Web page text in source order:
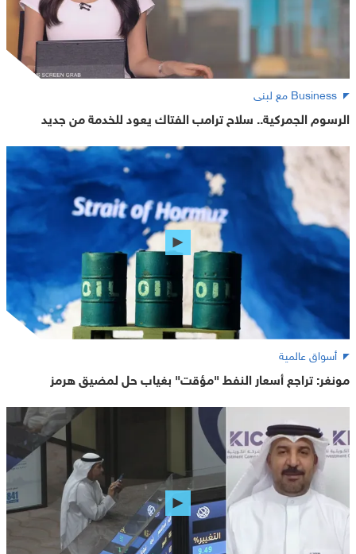
Business مع لبنى
الرسوم الجمركية.. سلاح ترامب الفتاك يعود للخدمة من جديد
أسواق عالمية
مونغر: تراجع أسعار النفط "مؤقت" بغياب حل لمضيق هرمز